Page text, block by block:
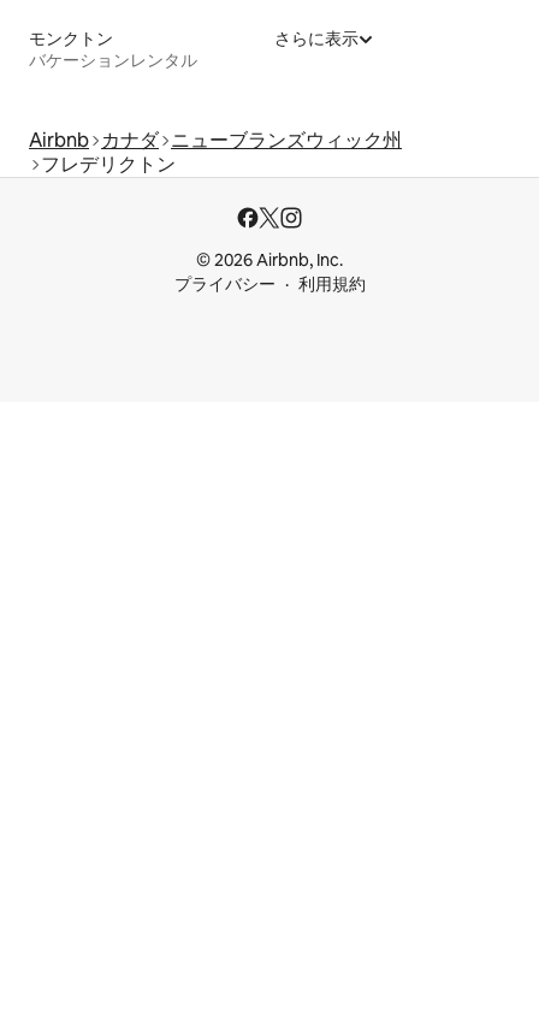
モンクトン
バケーションレンタル
さらに表示
Airbnb カナダ ニューブランズウィック州
フレデリクトン
© 2026 Airbnb, Inc.
プライバシー
利用規約